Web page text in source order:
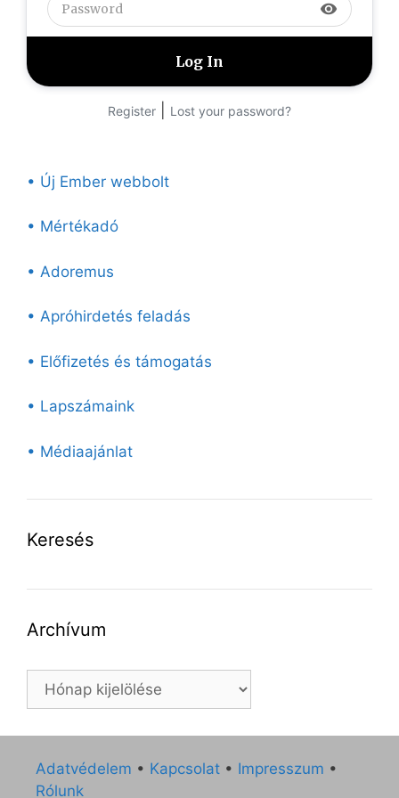
visibility
Register Lost your password?
• Új Ember webbolt
• Mértékadó
• Adoremus
• Apróhirdetés feladás
• Előfizetés és támogatás
• Lapszámaink
• Médiaajánlat
Keresés
Archívum
Archívum
Adatvédelem • Kapcsolat • Impresszum •
Rólunk